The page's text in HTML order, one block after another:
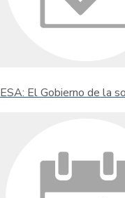
El Gobierno de la